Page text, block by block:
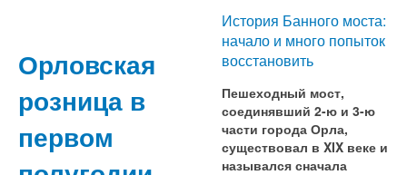
Орловская
розница в
первом
История Банного моста:
начало и много попыток
восстановить
Пешеходный мост,
соединявший 2-ю и 3-ю
части города Орла,
существовал в XIX веке и
назывался сначала